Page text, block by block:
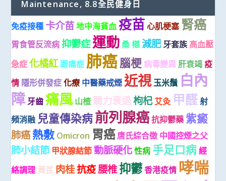
Maintenance, 8.8全民健身日
免疫接種 卡介苗 地中海貧血 疫苗 心肌梗塞 腎癌
胃食管反流病 抑鬱症運動 桑 椹 減肥牙套族 高血壓
急症 化橘紅跟痛症 肺癌腦梗 病毒變異 肝衰竭 疫
情 隱形併發症 化療 中醫藥戒煙 近視玉米鬚 白內
障 牙齒 痛風 山楂 聽力衰退枸杞 艾灸 甲醛 射
頻消融 兒童傳染病前列腺癌抗抑鬱藥 紫癜
肺癌熱敷 Omicron 胃癌 唐氏綜合徵 中國控煙之父
肺小結節 甲狀腺結節 動脈硬化 性病 手足口病 經
絡調理 黃芪 肉桂抗疫腰椎抑鬱香港疫情 哮喘